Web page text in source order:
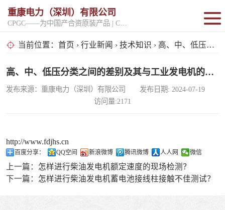
重康电力（深圳）有限公司
当前位置： 首页 › 行业新闻 › 技术知识 › 高、中、低压分类之间的差别及其与工业发电机的关系
高、中、低压分类之间的差别及其与工业发电机的关系
发布来源：重康电力（深圳）有限公司 发布日期: 2024-07-19
访问量:2171
http://www.fdjhs.cn
百度分享： QQ空间 新浪微博 腾讯微博 人人网 微信
上一篇： 怎样进行柴油发电机额定速度的现场检测？
下一篇： 怎样进行柴油发电机蓄电池接线柱接触不佳测试？
固定开架式
超静音型
移动电站